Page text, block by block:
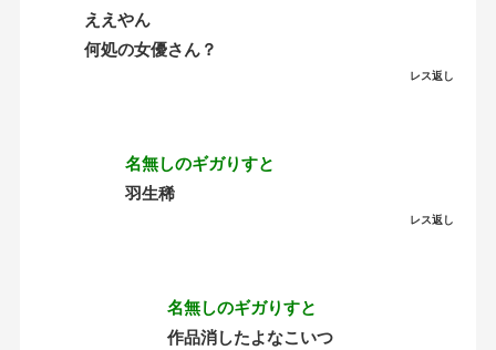
ええやん
何処の女優さん？
レス返し
名無しのギガりすと
羽生稀
レス返し
名無しのギガりすと
作品消したよなこいつ